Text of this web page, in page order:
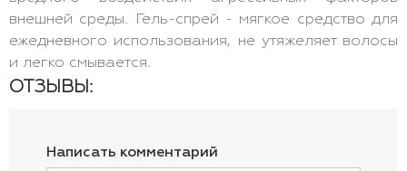
внешней среды. Гель-спрей - мягкое средство для
ежедневного использования, не утяжеляет волосы
и легко смывается.
ОТЗЫВЫ:
Написать комментарий